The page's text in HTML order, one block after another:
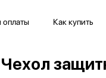
оплаты Как купить